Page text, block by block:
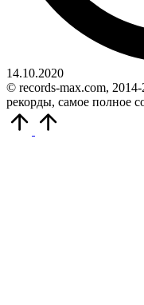
14.10.2020
© records-max.com,
рекорды, самое полное